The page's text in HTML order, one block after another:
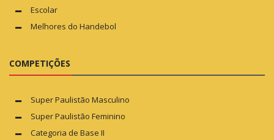
Escolar
Melhores do Handebol
COMPETIÇÕES
Super Paulistão Masculino
Super Paulistão Feminino
Categoria de Base II